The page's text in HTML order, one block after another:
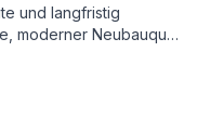
und langfristig
Mieteinnahmen oder als Teil eines größeren Anlagekonzepts: Hier investieren Sie in Wohnraum, der am Wiener Markt dauerhaft gesucht ist.
mit ruhigem Innenhof [https://barawitzkagasse24.at/]